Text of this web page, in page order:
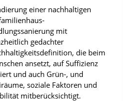
einer nachhaltigen
mit
gedachter
die beim
ansetzt, auf Suffizienz
und auch Grün-, und
soziale Faktoren und
mitberücksichtigt.